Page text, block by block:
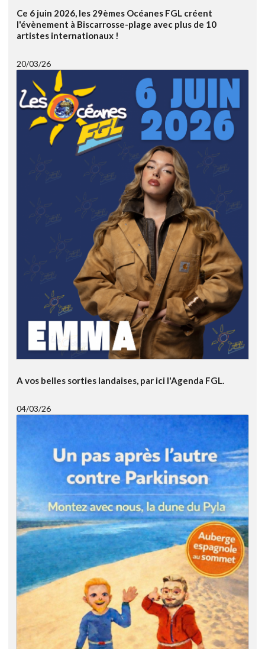
Ce 6 juin 2026, les 29èmes Océanes FGL créent
l'évènement à Biscarrosse-plage avec plus de 10
artistes internationaux !
20/03/26
A vos belles sorties landaises, par ici l'Agenda FGL.
04/03/26